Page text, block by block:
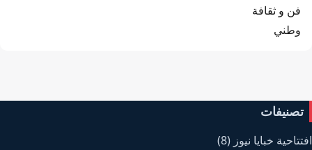
فن و ثقافة
وطني
تصنيفات
افتتاحية خبايا نيوز (8)